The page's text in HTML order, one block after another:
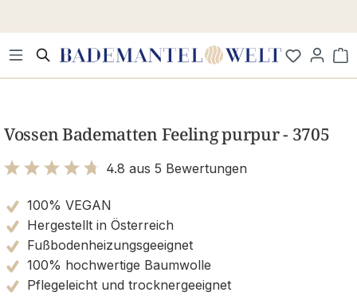
Vossen Badematten Feeling purpur - 3705
4.8 aus 5 Bewertungen
100% VEGAN
Hergestellt in Österreich
Fußbodenheizungsgeeignet
100% hochwertige Baumwolle
Pflegeleicht und trocknergeeignet